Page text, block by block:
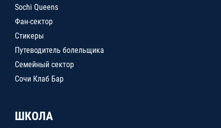
Sochi Queens
Фан-сектор
Стикеры
Путеводитель болельщика
Семейный сектор
Сочи Клаб Бар
ШКОЛА